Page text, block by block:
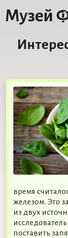
время
железом. Это
из двух
поставить